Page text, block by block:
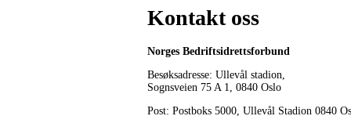
Kontakt oss
Norges Bedriftsidrettsforbund
Besøksadresse: Ullevål stadion,
Sognsveien 75 A 1, 0840 Oslo
Post: Postboks 5000, Ullevål Stadion 0840